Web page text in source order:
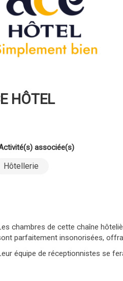
HÔTEL
associée(s)
Hôtellerie
chambres de cette chaîne
parfaitement insonorisées,
équipe de réceptionnistes se